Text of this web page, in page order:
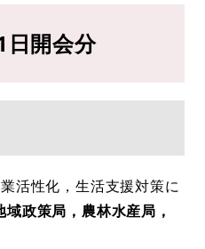
開会分
活性化，生活支援対策に
域政策局，農林水産局，